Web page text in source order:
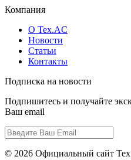
Компания
О Tex.AC
Новости
Статьи
Контакты
Подписка на новости
Подпишитесь и получайте
Ваш email
© 2026 Официальный сайт